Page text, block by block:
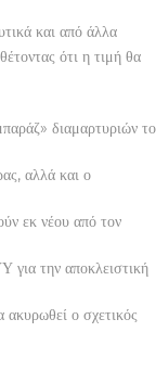
και από άλλα
ότι η τιμή θα
διαμαρτυριών το
αλλά και ο
εκ νέου από τον
για την αποκλειστική
ο σχετικός